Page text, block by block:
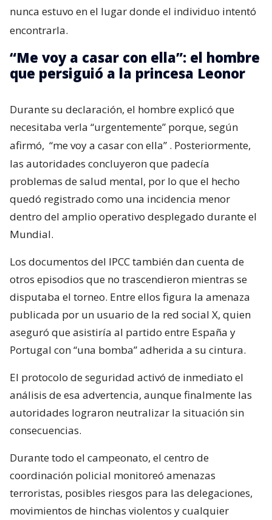
nunca estuvo en el lugar donde el individuo intentó
encontrarla.
“Me voy a casar con ella”: el hombre
que persiguió a la princesa Leonor
Durante su declaración, el hombre explicó que
necesitaba verla “urgentemente” porque, según
afirmó, “me voy a casar con ella” . Posteriormente,
las autoridades concluyeron que padecía
problemas de salud mental, por lo que el hecho
quedó registrado como una incidencia menor
dentro del amplio operativo desplegado durante el
Mundial.
Los documentos del IPCC también dan cuenta de
otros episodios que no trascendieron mientras se
disputaba el torneo. Entre ellos figura la amenaza
publicada por un usuario de la red social X, quien
aseguró que asistiría al partido entre España y
Portugal con “una bomba” adherida a su cintura.
El protocolo de seguridad activó de inmediato el
análisis de esa advertencia, aunque finalmente las
autoridades lograron neutralizar la situación sin
consecuencias.
Durante todo el campeonato, el centro de
coordinación policial monitoreó amenazas
terroristas, posibles riesgos para las delegaciones,
movimientos de hinchas violentos y cualquier